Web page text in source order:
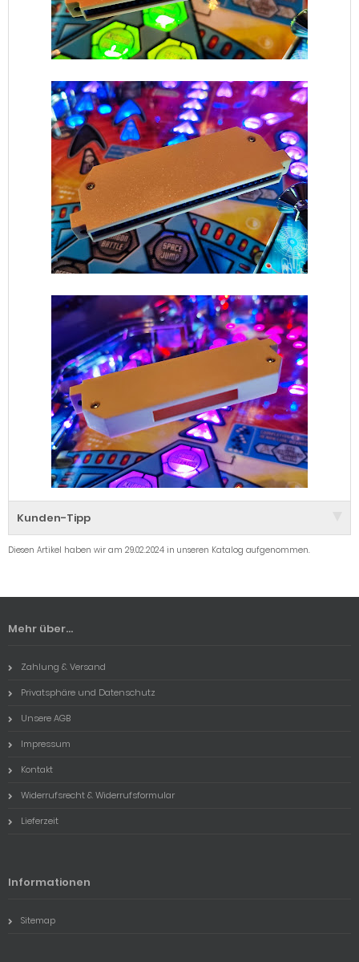
Kunden-Tipp
Diesen Artikel haben wir am 29.02.2024 in unseren Katalog aufgenommen.
Mehr über...
Zahlung & Versand
Privatsphäre und Datenschutz
Unsere AGB
Impressum
Kontakt
Widerrufsrecht & Widerrufsformular
Lieferzeit
Informationen
Sitemap